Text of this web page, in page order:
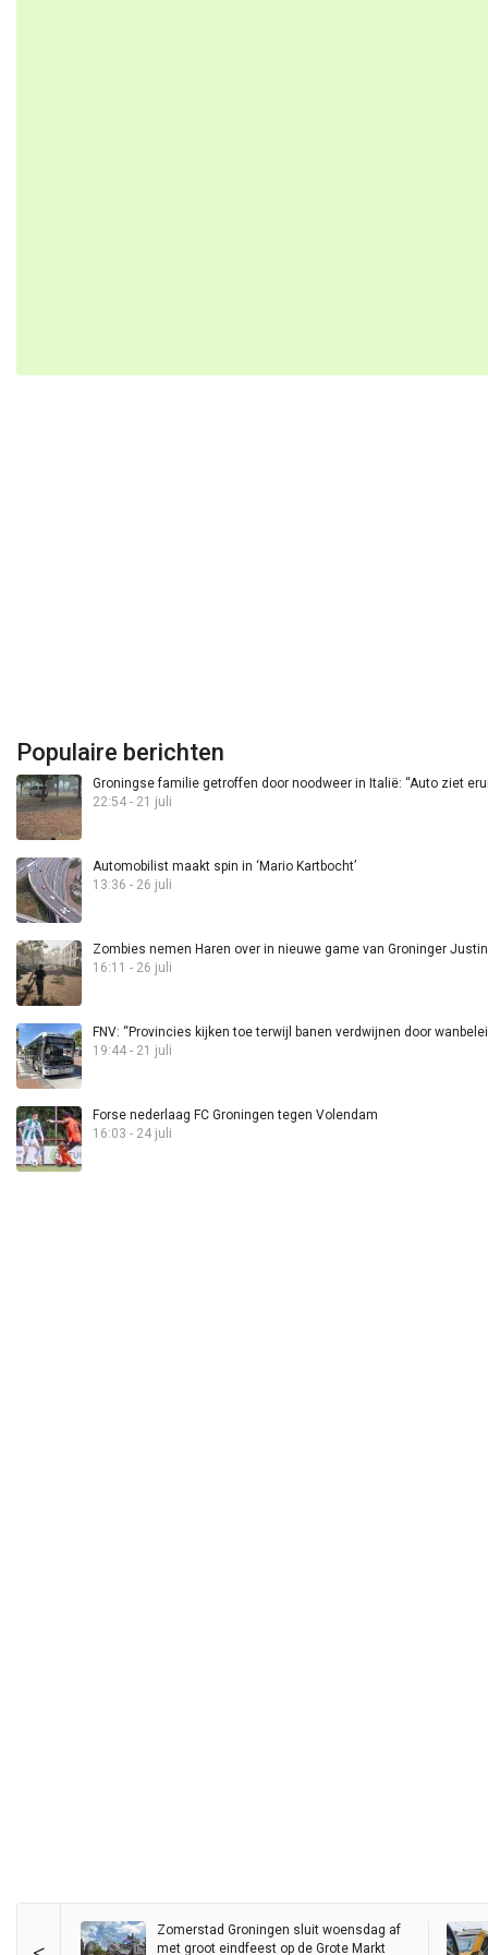
Populaire berichten
Groningse familie getroffen door noodweer in Italië: “Auto ziet
22:54 - 21 juli
Automobilist maakt spin in ‘Mario Kartbocht’
13:36 - 26 juli
Zombies nemen Haren over in nieuwe game van Groninger
16:11 - 26 juli
FNV: “Provincies kijken toe terwijl banen verdwijnen door
19:44 - 21 juli
Forse nederlaag FC Groningen tegen Volendam
16:03 - 24 juli
Zomerstad Groningen sluit woensdag af
met groot eindfeest op de Grote Markt